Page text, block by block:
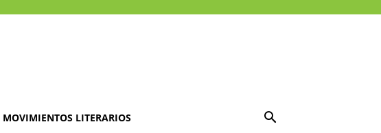
MOVIMIENTOS LITERARIOS